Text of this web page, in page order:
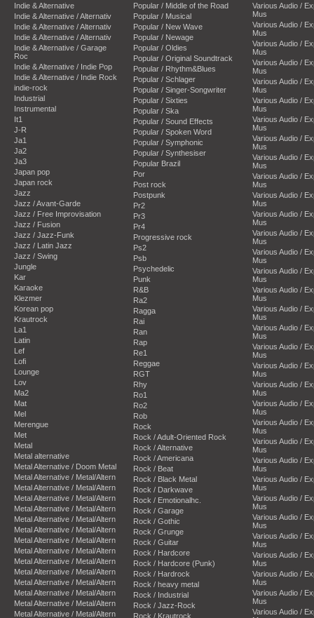
Indie & Alternative
Indie & Alternative / Alternativ
Indie & Alternative / Alternativ
Indie & Alternative / Alternativ
Indie & Alternative / Garage
Roc
Indie & Alternative / Indie Pop
Indie & Alternative / Indie Rock
indie-rock
Industrial
Instrumental
It1
J-R
Ja1
Ja2
Ja3
Japan pop
Japan rock
Jazz
Jazz / Avant-Garde
Jazz / Free Improvisation
Jazz / Fusion
Jazz / Jazz-Funk
Jazz / Latin Jazz
Jazz / Swing
Jungle
Kar
Karaoke
Klezmer
Korean pop
Krautrock
La1
Latin
Lef
Lofi
Lounge
Lov
Ma2
Mat
Mel
Merengue
Met
Metal
Metal alternative
Metal Alternative / Doom Metal
Metal Alternative / Metal/Altern
Metal Alternative / Metal/Altern
Metal Alternative / Metal/Altern
Metal Alternative / Metal/Altern
Metal Alternative / Metal/Altern
Metal Alternative / Metal/Altern
Metal Alternative / Metal/Altern
Metal Alternative / Metal/Altern
Metal Alternative / Metal/Altern
Metal Alternative / Metal/Altern
Metal Alternative / Metal/Altern
Metal Alternative / Metal/Altern
Metal Alternative / Metal/Altern
Metal Alternative / Metal/Altern
Popular / Middle of the Road
Popular / Musical
Popular / New Wave
Popular / Newage
Popular / Oldies
Popular / Original Soundtrack
Popular / Rhythm&Blues
Popular / Schlager
Popular / Singer-Songwriter
Popular / Sixties
Popular / Ska
Popular / Sound Effects
Popular / Spoken Word
Popular / Symphonic
Popular / Synthesiser
Popular Brazil
Por
Post rock
Postpunk
Pr2
Pr3
Pr4
Progressive rock
Ps2
Psb
Psychedelic
Punk
R&B
Ra2
Ragga
Rai
Ran
Rap
Re1
Reggae
RGT
Rhy
Ro1
Ro2
Rob
Rock
Rock / Adult-Oriented Rock
Rock / Alternative
Rock / Americana
Rock / Beat
Rock / Black Metal
Rock / Darkwave
Rock / Emotionalhc.
Rock / Garage
Rock / Gothic
Rock / Grunge
Rock / Guitar
Rock / Hardcore
Rock / Hardcore (Punk)
Rock / Hardrock
Rock / heavy metal
Rock / Industrial
Rock / Jazz-Rock
Rock / Krautrock
Various Audio /
Mus
Various Audio /
Mus
Various Audio /
Mus
Various Audio /
Mus
Various Audio /
Mus
Various Audio /
Mus
Various Audio /
Mus
Various Audio /
Mus
Various Audio /
Mus
Various Audio /
Mus
Various Audio /
Mus
Various Audio /
Mus
Various Audio /
Mus
Various Audio /
Mus
Various Audio /
Mus
Various Audio /
Mus
Various Audio /
Mus
Various Audio /
Mus
Various Audio /
Mus
Various Audio /
Mus
Various Audio /
Mus
Various Audio /
Mus
Various Audio /
Mus
Various Audio /
Mus
Various Audio /
Mus
Various Audio /
Mus
Various Audio /
Mus
Various Audio /
Mus
Various Audio /
Mus
Various Audio /
Mus
Various Audio /
Mus
Various Audio /
Mus
Various Audio /